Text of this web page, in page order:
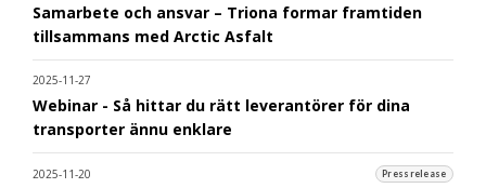
Samarbete och ansvar – Triona formar framtiden
tillsammans med Arctic Asfalt
2025-11-27
Webinar - Så hittar du rätt leverantörer för dina
transporter ännu enklare
2025-11-20 Pressrelease